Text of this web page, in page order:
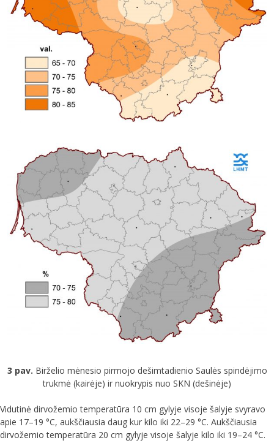
3 pav. Birželio mėnesio pirmojo dešimtadienio Saulės spindėjimo
trukmė (kairėje) ir nuokrypis nuo SKN (dešinėje)
Vidutinė dirvožemio temperatūra 10 cm gylyje visoje šalyje svyravo
apie 17–19 °C, aukščiausia daug kur kilo iki 22–29 °C. Aukščiausia
dirvožemio temperatūra 20 cm gylyje visoje šalyje kilo iki 19–24 °C.